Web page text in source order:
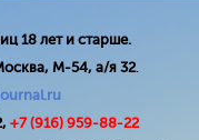
18 лет и старше.
М-54, а/я 32.
+7 (916) 959-88-22